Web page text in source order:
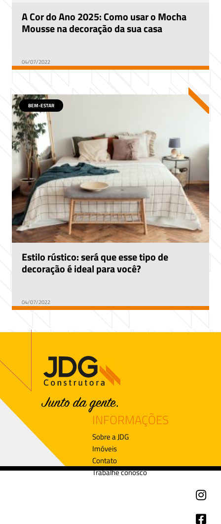
A Cor do Ano 2025: Como usar o Mocha
Mousse na decoração da sua casa
04/07/2022
Estilo rústico: será que esse tipo de
decoração é ideal para você?
04/07/2022
BEM-ESTAR
INFORMAÇÕES
Sobre a JDG
Imóveis
Contato
Trabalhe conosco